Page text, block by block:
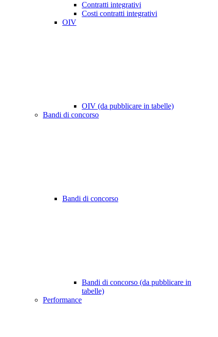
Contratti integrativi
Costi contratti integrativi
OIV
OIV (da pubblicare in tabelle)
Bandi di concorso
Bandi di concorso
Bandi di concorso (da pubblicare in
tabelle)
Performance